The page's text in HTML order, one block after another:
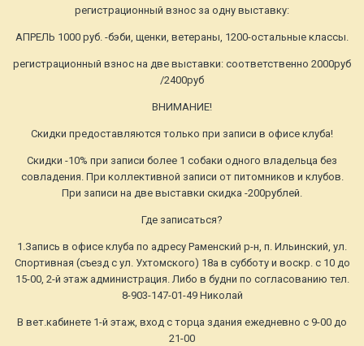
регистрационный взнос за одну выставку:
АПРЕЛЬ 1000 руб. -бэби, щенки, ветераны, 1200-остальные классы.
регистрационный взнос на две выставки: соответственно 2000руб
/2400руб
ВНИМАНИЕ!
Скидки предоставляются только при записи в офисе клуба!
Скидки -10% при записи более 1 собаки одного владельца без
совладения. При коллективной записи от питомников и клубов.
При записи на две выставки скидка -200рублей.
Где записаться?
1.Запись в офисе клуба по адресу Раменский р-н, п. Ильинский, ул.
Спортивная (съезд с ул. Ухтомского) 18а в субботу и воскр. с 10 до
15-00, 2-й этаж администрация. Либо в будни по согласованию тел.
8-903-147-01-49 Николай
В вет.кабинете 1-й этаж, вход с торца здания ежедневно с 9-00 до
21-00